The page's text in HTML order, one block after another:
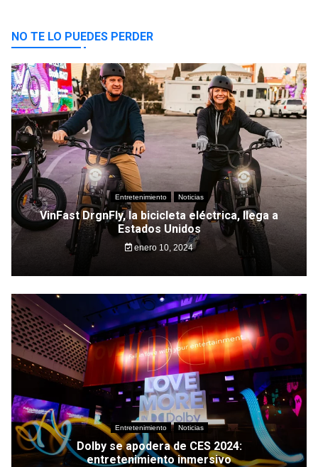
NO TE LO PUEDES PERDER
Entretenimiento Noticias
VinFast DrgnFly, la bicicleta eléctrica, llega a
Estados Unidos
enero 10, 2024
Entretenimiento Noticias
Dolby se apodera de CES 2024:
entretenimiento inmersivo